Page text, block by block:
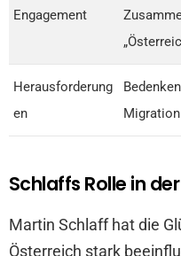
Engagement
Herausforderung
en
Migration
Schlaffs Rolle in
Martin Schlaff hat die
Österreich stark